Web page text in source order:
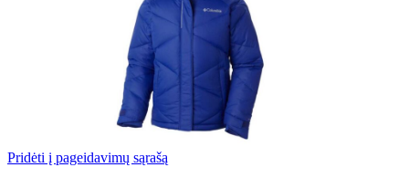
Pridėti į pageidavimų sąrašą